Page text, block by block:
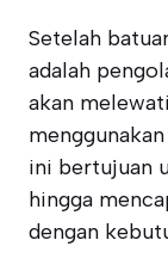
Setelah
adalah
akan
ini bertujuan
hingga
dengan